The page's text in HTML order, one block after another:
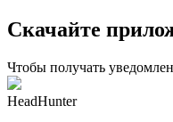
Скачайте
Чтобы получать
HeadHunter